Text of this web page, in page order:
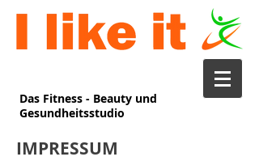
Das Fitness - Beauty und
Gesundheitsstudio
IMPRESSUM